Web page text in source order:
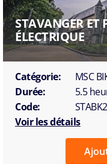
STAVANGER ET
ÉLECTRIQUE
Catégorie:
MSC
Durée:
5.5
Code:
STABK2
Voir les détails